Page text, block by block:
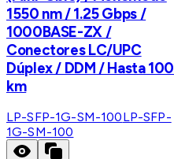
1550 nm / 1.25 Gbps /
1000BASE-ZX /
Conectores LC/UPC
Dúplex / DDM / Hasta 100
km
LP-SFP-1G-SM-100LP-SFP-
1G-SM-100